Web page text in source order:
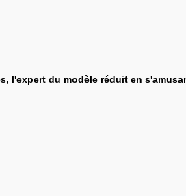
l'expert du modèle réduit en